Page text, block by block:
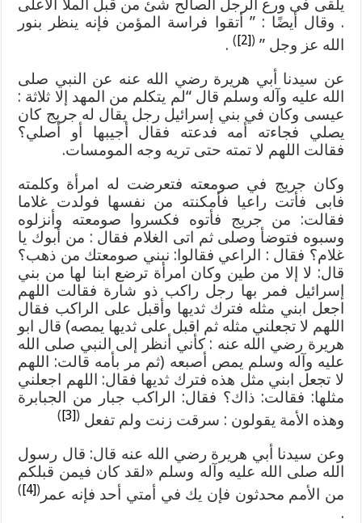
يلقى فى ورع الرجل الصالح شئ من قبل الملأ الأعلى
. وقال أيضًا : ” أتقوا فراسة المؤمن فإنه ينظر بنور
الله عز وجل ”(
[2]
)
.
عن سيدنا أبي هريرة رضي الله عنه عن النبي صلى
الله عليه وآله وسلم قال “لم يتكلم من المهد إلا ثلاثة :
عيسى وكان في بني إسرائيل رجل يقال له جريج كان
يصلي فجاءته أمه فدعته فقال أجيبها أو أصلي؟
فقالت اللهم لا تمته حتى تريه وجه المومسات.
وكان جريج في صومعته فتعرضت له امرأة وكلمته
فابى فأتت راعيا فأمكنته من نفسها فولدت غلاما
فقالت: من جريج فأتوه فكسروا صومعته وأنزلوه
وسبوه فتوضأ وصلى ثم اتى الغلام فقال : من أبوك يا
غلام؟ فقال : الراعي فقالوا: نبني صومعتك من ذهب؟
قال: لا إلا من طين وكان امرأة ترضع ابنا لها من بني
إسرائيل فمر بها رجل راكب ذو شارة فقالت اللهم
اجعل ابني مثله فترك ثديها وأقبل على الراكب فقال
اللهم لا تجعلني مثله ثم اقبل على ثديها يمصه) قال ابو
هريرة رضي الله عنه : كأني أنظر إلى النبي صلى الله
عليه وآله وسلم يمص أصبعه (ثم مر بأمه قالت: اللهم
لا تجعل ابني مثل هذه فترك ثديها فقال: اللهم اجعلني
مثلها: فقالت: ذاك؟ فقال: الراكب جبار من الجبابرة
وهذه الأمة يقولون : سرقت زنت ولم تفعل(
[3]
)
وعن سيدنا أبي هريرة رضي الله عنه قال: قال رسول
الله صلى الله عليه وآله وسلم «لقد كان فيمن قبلكم
من الأمم محدثون فإن يك في أمتي أحد فإنه عمر (
[4]
)
.